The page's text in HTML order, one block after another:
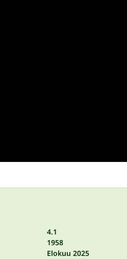
4.1
1958
Elokuu 2025